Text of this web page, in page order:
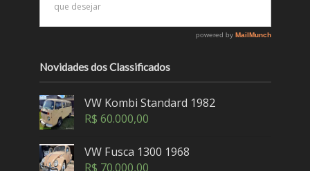
Novidades dos Classificados
VW Kombi Standard 1982
R$ 60.000,00
VW Fusca 1300 1968
R$ 70.000,00